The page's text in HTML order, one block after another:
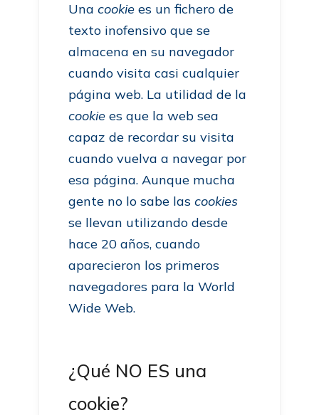
Unacookie es un fichero de
texto inofensivo que se
almacena en su navegador
cuando visita casi cualquier
página web. La utilidad de la
cookie es que la web sea
capaz de recordar su visita
cuando vuelva a navegar por
esa página. Aunque mucha
gente no lo sabe lascookies
se llevan utilizando desde
hace 20 años, cuando
aparecieron los primeros
navegadores para la World
Wide Web.
¿Qué NO ES una
cookie?